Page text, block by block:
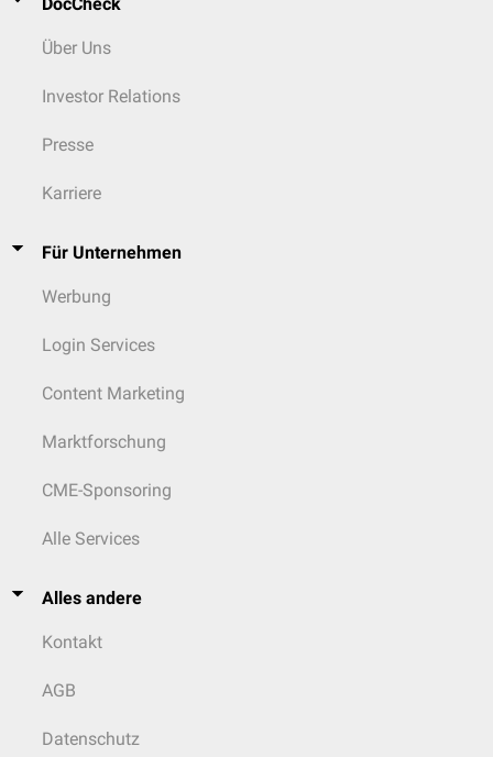
Über Uns
Investor Relations
Presse
Karriere
Für Unternehmen
Werbung
Login Services
Content Marketing
Marktforschung
CME-Sponsoring
Alle Services
Alles andere
Kontakt
AGB
Datenschutz